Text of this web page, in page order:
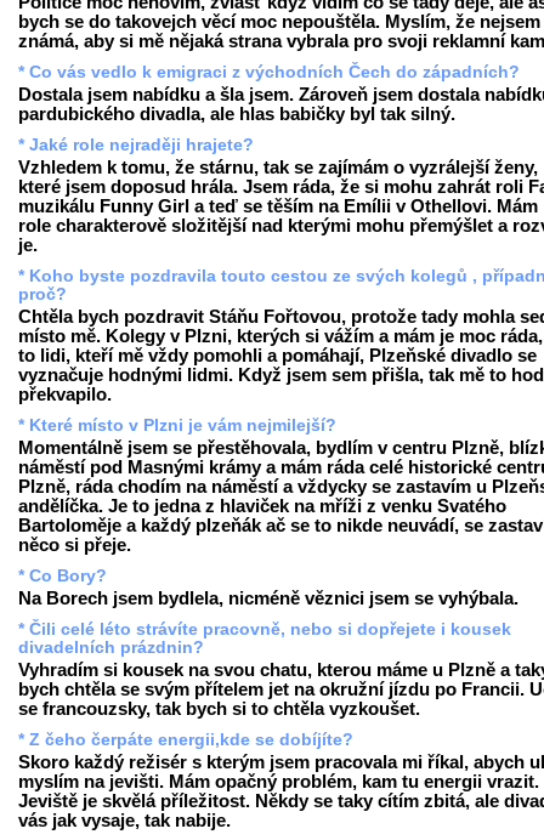
bych se do takovejch věcí moc nepouštěla. Myslím, že nejsem
známá, aby si mě nějaká strana vybrala pro svoji reklamní
* Co vás vedlo k emigraci z východních Čech do západních?
Dostala jsem nabídku a šla jsem. Zároveň jsem dostala
pardubického divadla, ale hlas babičky byl tak silný.
* Jaké role nejraději hrajete?
Vzhledem k tomu, že stárnu, tak se zajímám o vyzrálejší ženy,
které jsem doposud hrála. Jsem ráda, že si mohu zahrát roli
muzikálu Funny Girl a teď se těším na Emílii v Othellovi. Mám
role charakterově složitější nad kterými mohu přemýšlet a
je.
* Koho byste pozdravila touto cestou ze svých kolegů ,
proč?
Chtěla bych pozdravit Stáňu Fořtovou, protože tady mohla
místo mě. Kolegy v Plzni, kterých si vážím a mám je moc
to lidi, kteří mě vždy pomohli a pomáhají, Plzeňské divadlo se
vyznačuje hodnými lidmi. Když jsem sem přišla, tak mě to
překvapilo.
* Které místo v Plzni je vám nejmilejší?
Momentálně jsem se přestěhovala, bydlím v centru Plzně,
náměstí pod Masnými krámy a mám ráda celé historické
Plzně, ráda chodím na náměstí a vždycky se zastavím u
andělíčka. Je to jedna z hlaviček na mříži z venku Svatého
Bartoloměje a každý plzeňák ač se to nikde neuvádí, se
něco si přeje.
* Co Bory?
Na Borech jsem bydlela, nicméně věznici jsem se vyhýbala.
* Čili celé léto strávíte pracovně, nebo si dopřejete i kousek
divadelních prázdnin?
Vyhradím si kousek na svou chatu, kterou máme u Plzně a
bych chtěla se svým přítelem jet na okružní jízdu po Francii.
se francouzsky, tak bych si to chtěla vyzkoušet.
* Z čeho čerpáte energii,kde se dobíjíte?
Skoro každý režisér s kterým jsem pracovala mi říkal, abych
myslím na jevišti. Mám opačný problém, kam tu energii vrazit.
Jeviště je skvělá příležitost. Někdy se taky cítím zbitá, ale
vás jak vysaje, tak nabije.